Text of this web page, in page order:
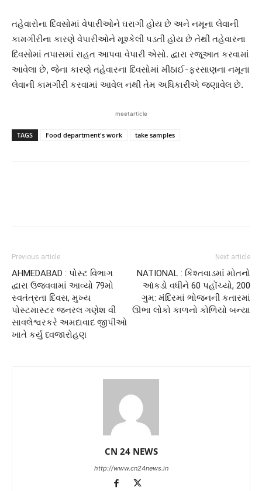
તહેવારોના દિવસોમાં વેપારીઓને ઘરાગી હોય છે અને નમૂના લેવાની
કામગીરીના કારણે વેપારીઓને મૂશ્કેલી પડતી હોય છે તેથી તહેવારના
દિવસોમાં તપાસમાં રાહત આપવા વેપારી એસો. દ્વારા રજૂઆત કરવામાં
આવેલા છે, જેના કારણે તહેવારના દિવસોમાં મીઠાઈ-ફરસાણના નમૂના
લેવાની કામગીરી કરવામાં આવેલ નથી તેમ અધિકારીએ જણાવેલ છે.
meetarticle
TAGS Food department's work take samples
Previous article
AHMEDABAD : પોસ્ટ વિભાગ
દ્વારા ઉજવવામાં આવ્યો 79મો
સ્વતંત્રતા દિવસ, મુખ્ય
પોસ્ટમાસ્ટર જનરલ ગણેશ વી
સાવલેશ્વરકરે અમદાવાદ જીપીઓ
ખાતે કર્યું ધ્વજારોહણ
Next article
NATIONAL : કિશ્તવાડમાં મોતનો
આંકડો વધીને 60 પહોંચ્યો, 200
ગુમ: મંદિરમાં ભોજનની કતારમાં
ઊભા લોકો કાળનો કોળિયો બન્યા
CN 24 NEWS
http://www.cn24news.in